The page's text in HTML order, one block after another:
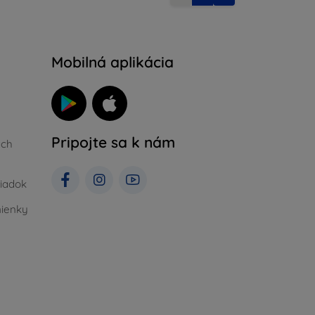
Mobilná aplikácia
Pripojte sa k nám